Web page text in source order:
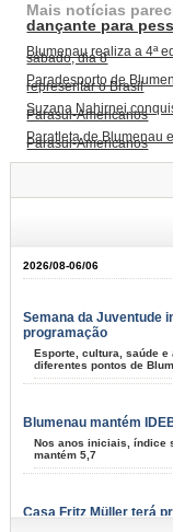
Mais notícias
dançante para
Blumenau realiza a 4ª
sábado, dia 8
Paradesporto de
representar o Brasil
Suzana Nahirnei
Parasul-Americanos
Paratleta de Blumenau
Parasul-Americanos
2026/08-06/06
Semana da Juventude
programação
Esporte, cultura, saúde
diferentes pontos de
Blumenau mantém
Nos anos iniciais, índice
mantém 5,7
Casa Fritz Müller terá